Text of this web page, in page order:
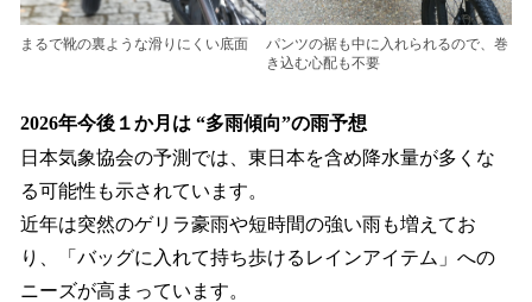
まるで靴の裏ような滑りにくい底面
パンツの裾も中に入れられるので、巻
き込む心配も不要
2026年今後１か月は “多雨傾向”の雨予想
日本気象協会の予測では、東日本を含め降水量が多くな
る可能性も示されています。
近年は突然のゲリラ豪雨や短時間の強い雨も増えてお
り、「バッグに入れて持ち歩けるレインアイテム」への
ニーズが高まっています。